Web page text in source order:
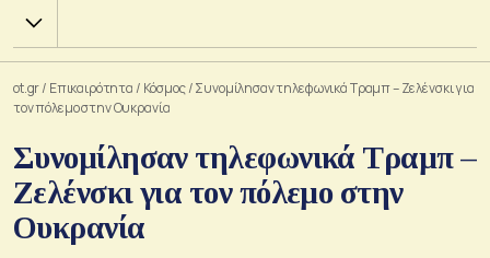
Χ.Α.
ot.gr/ Επικαιρότητα / Κόσμος/Συνομίλησαν τηλεφωνικά Τραμπ – Ζελένσκι για
τον πόλεμο στην Ουκρανία
Συνομίλησαν τηλεφωνικά Τραμπ –
Ζελένσκι για τον πόλεμο στην
Ουκρανία